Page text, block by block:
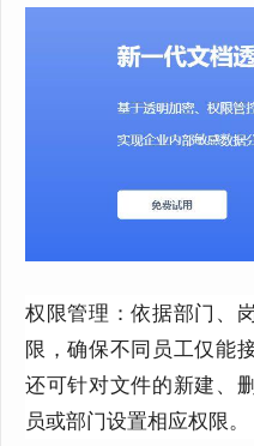
权限管理：依据部门、
限，确保不同员工仅能
还可针对文件的新建、
员或部门设置相应权限。